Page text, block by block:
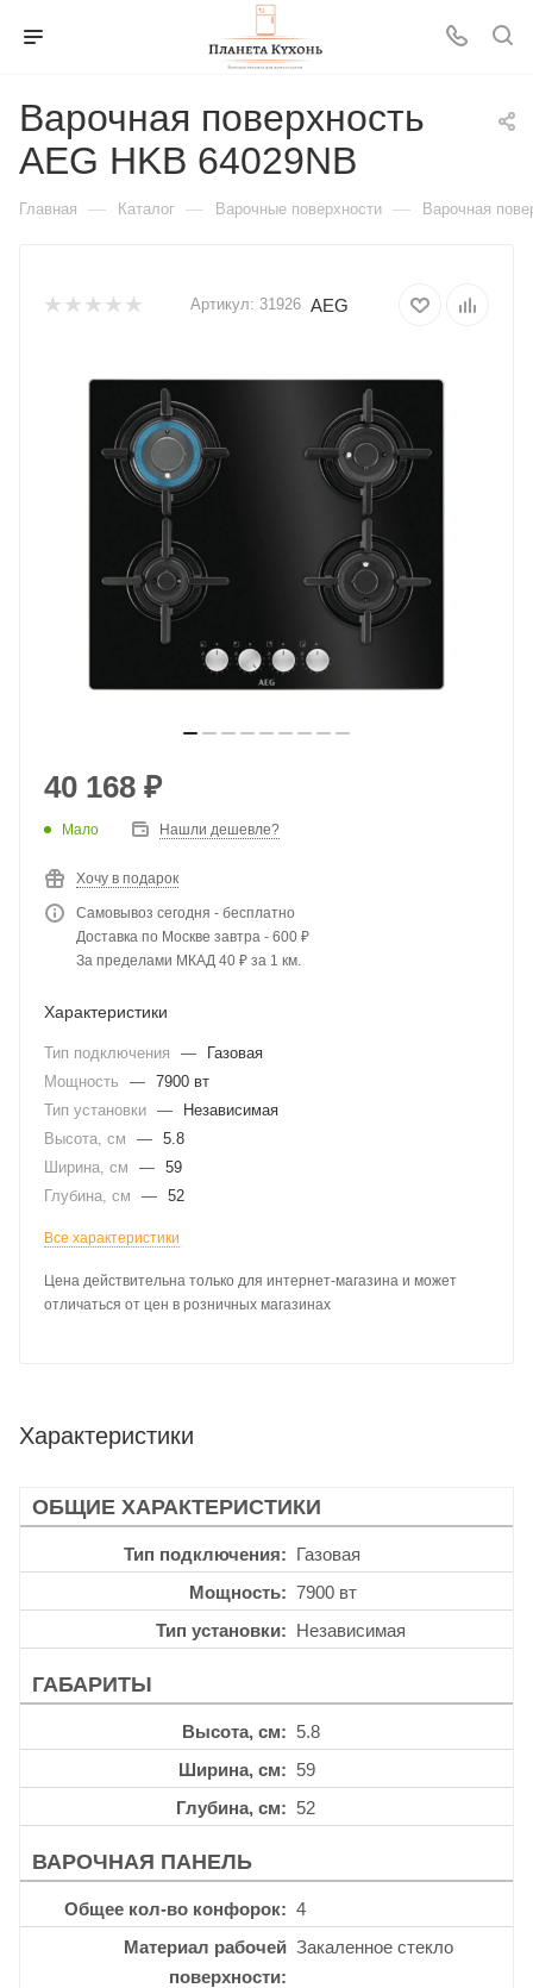
Варочная поверхность
AEG HKB 64029NB
Главная — Каталог — Варочные поверхности — Варочная
Артикул: 31926 AEG
40 168 ₽
Мало Нашли дешевле?
Хочу в подарок
Самовывоз сегодня - бесплатно
Доставка по Москве завтра - 600 ₽
За пределами МКАД 40 ₽ за 1 км.
Характеристики
Тип подключения —
Газовая
Мощность
— 7900 вт
Тип установки —
Независимая
Высота, см
— 5.8
Ширина, см
— 59
Глубина, см
— 52
Все характеристики
Цена действительна только для интернет-магазина и может
отличаться от цен в розничных магазинах
Характеристики
ОБЩИЕ ХАРАКТЕРИСТИКИ
Тип подключения
Газовая
Мощность
7900 вт
Тип установки
Независимая
ГАБАРИТЫ
Высота, см
5.8
Ширина, см
59
Глубина, см
52
ВАРОЧНАЯ ПАНЕЛЬ
Общее кол-во конфорок
4
Материал рабочей
поверхности
Закаленное стекло